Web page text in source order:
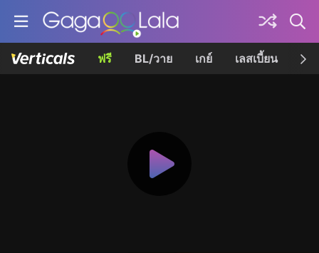
ฟรี BL/วาย เกย์ เลสเบี้ยน เค